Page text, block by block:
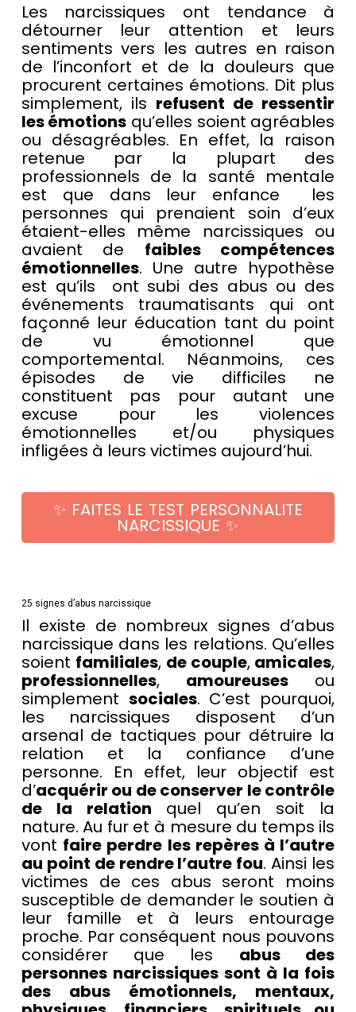
Les narcissiques ont tendance à
détourner leur attention et leurs
sentiments vers les autres en raison
de l’inconfort et de la douleurs que
procurent certaines émotions. Dit plus
simplement, ils refusent de ressentir
les émotions qu’elles soient agréables
ou désagréables. En effet, la raison
retenue par la plupart des
professionnels de la santé mentale
est que dans leur enfance les
personnes qui prenaient soin d’eux
étaient-elles même narcissiques ou
avaient de faibles compétences
émotionnelles. Une autre hypothèse
est qu’ils ont subi des abus ou des
événements traumatisants qui ont
façonné leur éducation tant du point
de vu émotionnel que
comportemental. Néanmoins, ces
épisodes de vie difficiles ne
constituent pas pour autant une
excuse pour les violences
émotionnelles et/ou physiques
infligées à leurs victimes aujourd’hui.
✨ FAITES LE TEST PERSONNALITE
NARCISSIQUE ✨
25 signes d’abus narcissique
Il existe de nombreux signes d’abus
narcissique dans les relations. Qu’elles
soient familiales, de couple, amicales,
professionnelles, amoureuses ou
simplement sociales. C’est pourquoi,
les narcissiques disposent d’un
arsenal de tactiques pour détruire la
relation et la confiance d’une
personne. En effet, leur objectif est
d’acquérir ou de conserver le contrôle
de la relation quel qu’en soit la
nature. Au fur et à mesure du temps ils
vont faire perdre les repères à l’autre
au point de rendre l’autre fou. Ainsi les
victimes de ces abus seront moins
susceptible de demander le soutien à
leur famille et à leurs entourage
proche. Par conséquent nous pouvons
considérer que les abus des
personnes narcissiques sont à la fois
des abus émotionnels, mentaux,